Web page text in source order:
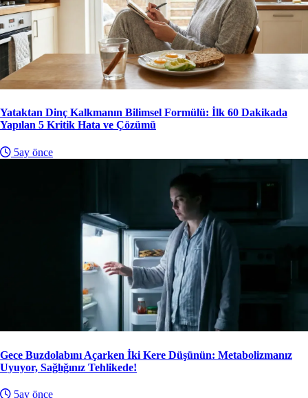
Yataktan Dinç Kalkmanın Bilimsel Formülü: İlk 60 Dakikada
Yapılan 5 Kritik Hata ve Çözümü
5ay önce
Gece Buzdolabını Açarken İki Kere Düşünün: Metabolizmanız
Uyuyor, Sağlığınız Tehlikede!
5ay önce